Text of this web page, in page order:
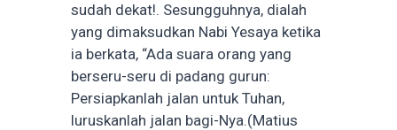
sudah dekat!. Sesungguhnya, dialah
yang dimaksudkan Nabi Yesaya ketika
ia berkata, “Ada suara orang yang
berseru-seru di padang gurun:
Persiapkanlah jalan untuk Tuhan,
luruskanlah jalan bagi-Nya.(Matius